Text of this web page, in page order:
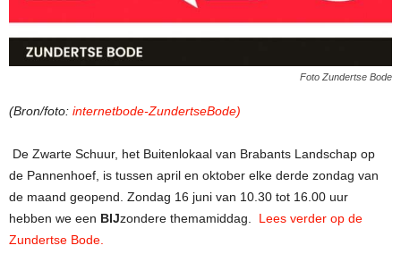
Foto Zundertse Bode
(Bron/foto: internetbode-ZundertseBode)
De Zwarte Schuur, het Buitenlokaal van Brabants Landschap op
de Pannenhoef, is tussen april en oktober elke derde zondag van
de maand geopend. Zondag 16 juni van 10.30 tot 16.00 uur
hebben we een BIJzondere themamiddag. Lees verder op de
Zundertse Bode.